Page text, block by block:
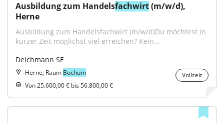
Ausbildung zum Handelsfachwirt (m/w/d),
Herne
Ausbildung zum Handelsfachwirt (m/w/d)Du möchtest in
kurzer Zeit möglichst viel erreichen? Kein...
Deichmann SE
Herne, Raum Bochum
Vollzeit
Von 25.600,00 € bis 56.800,00 €